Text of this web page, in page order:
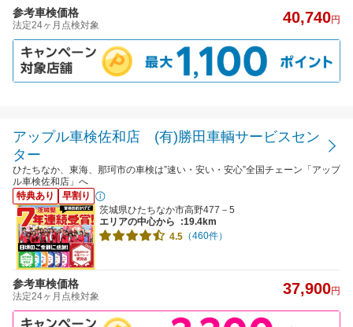
参考車検価格
法定24ヶ月点検対象 40,740円
アップル車検佐和店 (有)勝田車輌サービスセン
ター
ひたちなか、東海、那珂市の車検は”速い・安い・安心”全国チェーン「アップ
ル車検佐和店」へ
特典あり
早割り
茨城県ひたちなか市高野477－5
エリアの中心から
:19.4km
4.5 （460件）
参考車検価格
法定24ヶ月点検対象 37,900円